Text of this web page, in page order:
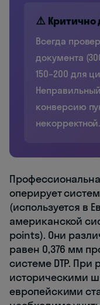
⚠️ Критично
Всегда
документа
150–200 для
конверсию
некорректной.
оперирует
(используется в
американской
points). Они
равен 0,376 мм
системе DTP. При
историческими
европейскими